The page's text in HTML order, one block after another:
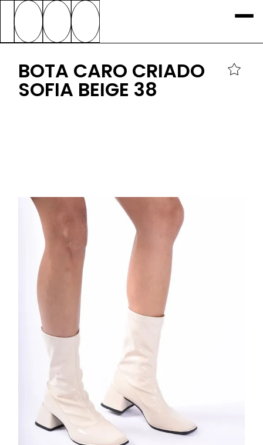
BOTA CARO CRIADO
SOFIA BEIGE 38